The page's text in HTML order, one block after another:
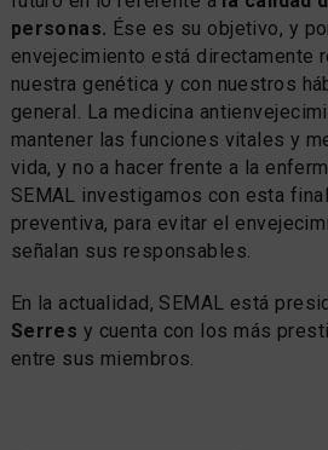
personas. Ése es su objetivo, y
envejecimiento está directamente
nuestra genética y con nuestros
general. La medicina
mantener las funciones vitales y
vida, y no a hacer frente a la
SEMAL investigamos con esta
preventiva, para evitar el
señalan sus responsables.
En la actualidad, SEMAL está
Serres y cuenta con los más
entre sus miembros.